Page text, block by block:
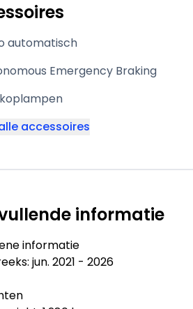
automatisch
Emergency Braking
koplampen
accessoires
informatie
informatie
jun. 2021 - 2026